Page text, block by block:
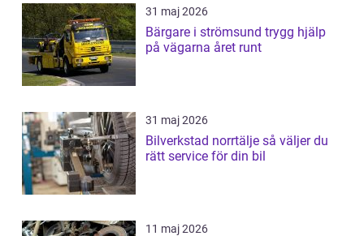
31 maj 2026
Bärgare i strömsund trygg hjälp
på vägarna året runt
31 maj 2026
Bilverkstad norrtälje så väljer du
rätt service för din bil
11 maj 2026